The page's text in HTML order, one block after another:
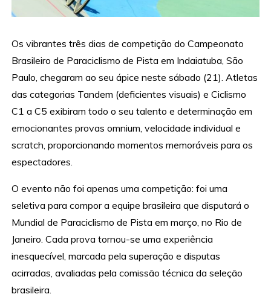
Os vibrantes três dias de competição do Campeonato
Brasileiro de Paraciclismo de Pista em Indaiatuba, São
Paulo, chegaram ao seu ápice neste sábado (21). Atletas
das categorias Tandem (deficientes visuais) e Ciclismo
C1 a C5 exibiram todo o seu talento e determinação em
emocionantes provas omnium, velocidade individual e
scratch, proporcionando momentos memoráveis para os
espectadores.
O evento não foi apenas uma competição: foi uma
seletiva para compor a equipe brasileira que disputará o
Mundial de Paraciclismo de Pista em março, no Rio de
Janeiro. Cada prova tornou-se uma experiência
inesquecível, marcada pela superação e disputas
acirradas, avaliadas pela comissão técnica da seleção
brasileira.